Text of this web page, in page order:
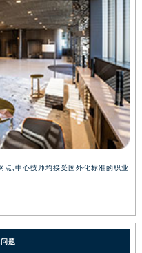
点,中心技师均接受国外化标准的职业
题